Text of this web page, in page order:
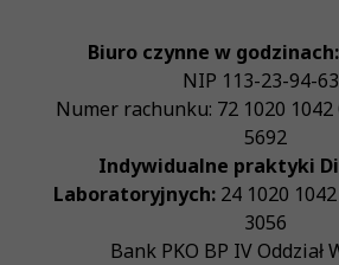
Biuro czynne w godzinach:
NIP 113-23-94-
Numer rachunku: 72 1020 1042
5692
Indywidualne praktyki
Laboratoryjnych:24 1020
3056
Bank PKO BP IV Oddział